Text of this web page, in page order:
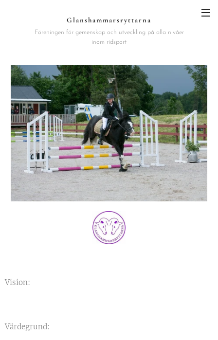
Glanshammarsryttarna
Föreningen för gemenskap och utveckling på alla nivåer
inom ridsport
Vision:
Värdegrund: